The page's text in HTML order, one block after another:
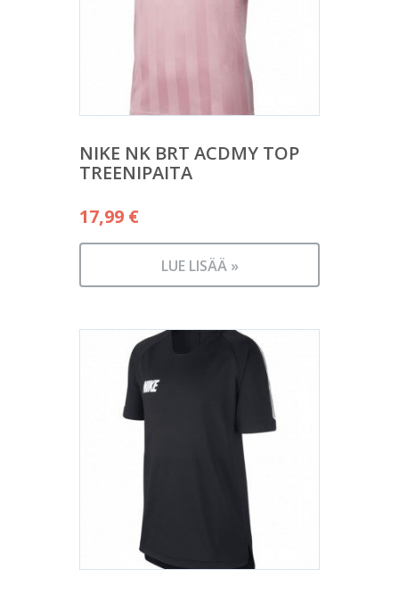
NIKE NK BRT ACDMY TOP
TREENIPAITA
17,99 €
LUE LISÄÄ »